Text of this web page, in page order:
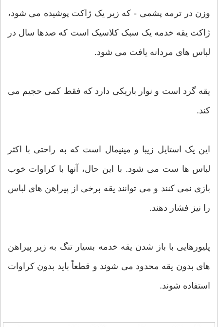
وزن در ترمه پشمی - که زیر یک ژاکت پوشیده می شود،
ژاکت یقه خدمه یک سبک کلاسیک است که صدها سال در
لباس های مردانه یافت می شود.
یقه گرد است و نوار باریکی دارد که فقط کمی حجیم می
کند.
این یک استایل زیبا و مینیمال است که به راحتی با اکثر
لباس ها ست می شود. با این حال، آنها با کراوات خوب
بازی نمی کنند و می توانند یقه برخی از پیراهن های لباس
را نیز فشار دهند.
پلیورهایی با باز شدن یقه خدمه بسیار تنگ به زیر پیراهن
های بدون یقه محدود می شوند و قطعاً باید بدون کراوات
استفاده شوند.